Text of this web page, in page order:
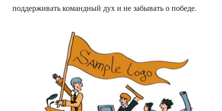
поддерживать командный дух и не забывать о победе.